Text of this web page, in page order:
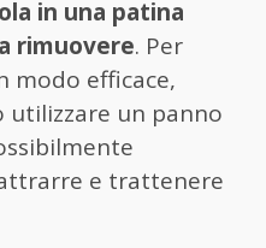
in una patina
rimuovere. Per
modo efficace,
un panno
e trattenere